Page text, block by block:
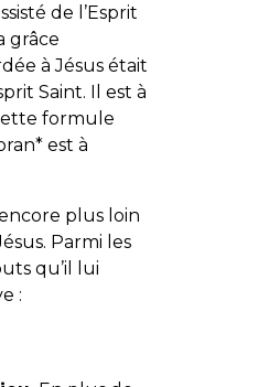
de l’Esprit
grâce
à Jésus était
Saint. Il est à
formule
est à
plus loin
Parmi les
qu’il lui
: